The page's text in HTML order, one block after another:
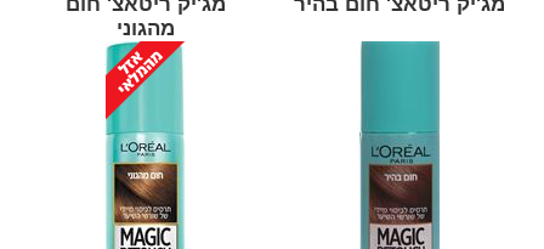
מהגוני